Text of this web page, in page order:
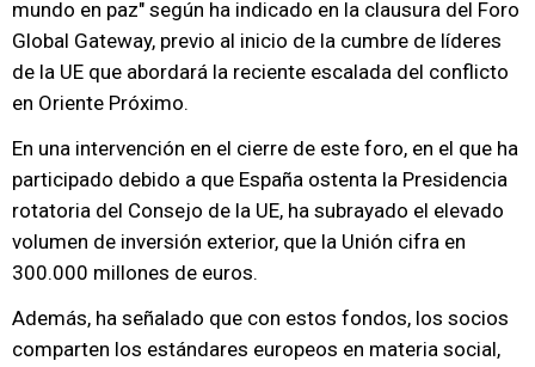
mundo en paz" según ha indicado en la clausura del Foro
Global Gateway, previo al inicio de la cumbre de líderes
de la UE que abordará la reciente escalada del conflicto
en Oriente Próximo.
En una intervención en el cierre de este foro, en el que ha
participado debido a que España ostenta la Presidencia
rotatoria del Consejo de la UE, ha subrayado el elevado
volumen de inversión exterior, que la Unión cifra en
300.000 millones de euros.
Además, ha señalado que con estos fondos, los socios
comparten los estándares europeos en materia social,